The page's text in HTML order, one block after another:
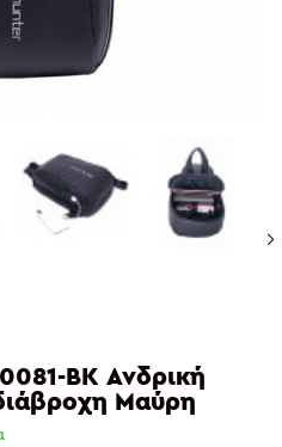
BK Ανδρική
Μαύρη